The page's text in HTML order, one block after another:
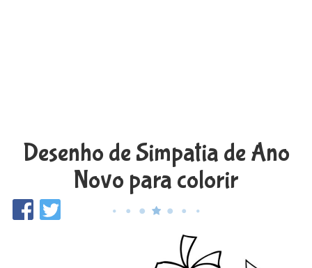
Desenho de Simpatia de Ano
Novo para colorir